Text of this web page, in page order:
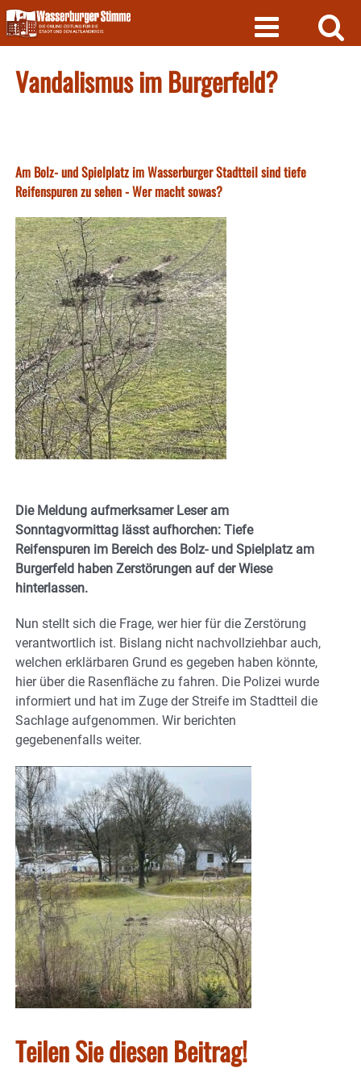
Skip
to
content
Vandalismus im Burgerfeld?
Am Bolz- und Spielplatz im Wasserburger Stadtteil sind tiefe
Reifenspuren zu sehen - Wer macht sowas?
Die Meldung aufmerksamer Leser am
Sonntagvormittag lässt aufhorchen: Tiefe
Reifenspuren im Bereich des Bolz- und Spielplatz am
Burgerfeld haben Zerstörungen auf der Wiese
hinterlassen.
Nun stellt sich die Frage, wer hier für die Zerstörung
verantwortlich ist. Bislang nicht nachvollziehbar auch,
welchen erklärbaren Grund es gegeben haben könnte,
hier über die Rasenfläche zu fahren. Die Polizei wurde
informiert und hat im Zuge der Streife im Stadtteil die
Sachlage aufgenommen. Wir berichten
gegebenenfalls weiter.
Teilen Sie diesen Beitrag!